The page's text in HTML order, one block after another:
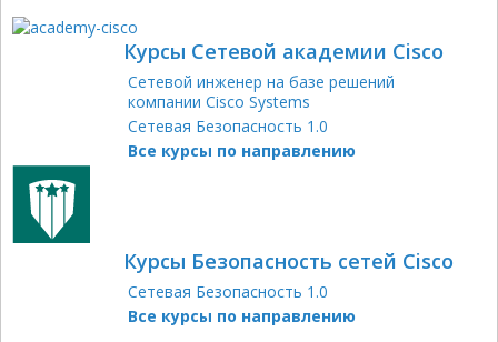
Курсы Сетевой академии Cisco
Сетевой инженер на базе решений
компании Cisco Systems
Сетевая Безопасность 1.0
Все курсы по направлению
Курсы Безопасность сетей Cisco
Сетевая Безопасность 1.0
Все курсы по направлению